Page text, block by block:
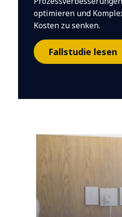
optimieren und
Kosten zu senken.
Fallstudie lesen